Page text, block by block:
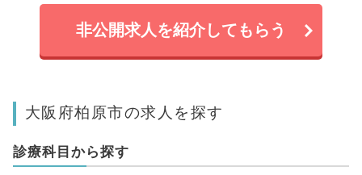
非公開求人を紹介してもらう
大阪府柏原市の求人を探す
診療科目から探す